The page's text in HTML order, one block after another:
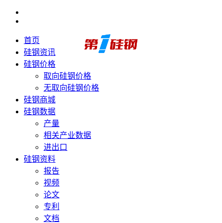
首页
硅钢资讯
硅钢价格
取向硅钢价格
无取向硅钢价格
硅钢商城
硅钢数据
产量
相关产业数据
进出口
硅钢资料
报告
视频
论文
专利
文档